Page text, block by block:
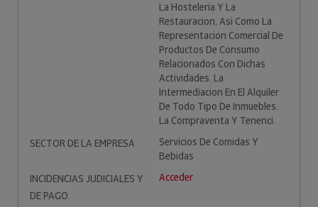
La Hosteleria Y La
Restauracion, Asi Como La
Representacion Comercial De
Productos De Consumo
Relacionados Con Dichas
Actividades. La
Intermediacion En El Alquiler
De Todo Tipo De Inmuebles.
La Compraventa Y Tenenci.
SECTOR DE LA EMPRESA
Servicios De Comidas Y
Bebidas
INCIDENCIAS JUDICIALES Y
DE PAGO
Acceder